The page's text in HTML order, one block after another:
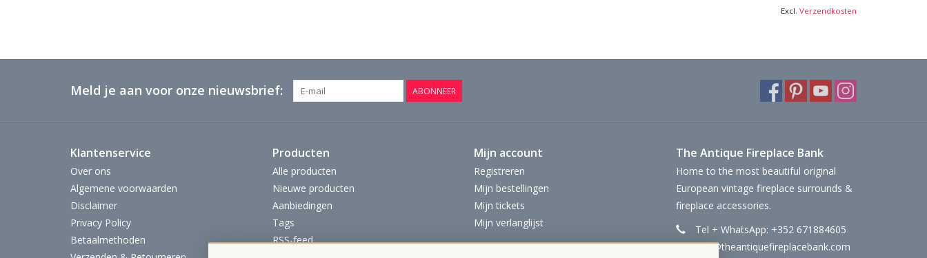
Excl. Verzendkosten
Meld je aan voor onze nieuwsbrief: ABONNEER
Klantenservice
Over ons
Algemene voorwaarden
Disclaimer
Privacy Policy
Betaalmethoden
Producten
Alle producten
Nieuwe producten
Aanbiedingen
Tags
RSS-feed
Mijn account
Registreren
Mijn bestellingen
Mijn tickets
Mijn verlanglijst
The Antique Fireplace Bank
Home to the most beautiful original
European vintage fireplace surrounds &
fireplace accessories.
Tel + WhatsApp: +352 671884605
info@theantiquefireplacebank.com